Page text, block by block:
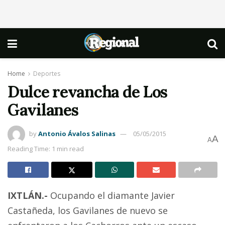
Home Deportes
Dulce revancha de Los
Gavilanes
byAntonio Ávalos Salinas
05/05/2015
Reading Time: 1 min read
AA
IXTLÁN.- Ocupando el diamante Javier
Castañeda, los Gavilanes de nuevo se